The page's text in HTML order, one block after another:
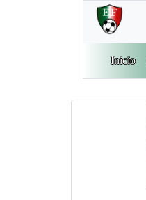
Inicio